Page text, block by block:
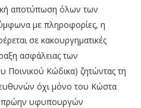
αποτύπωση όλων των
με πληροφορίες, η
σε κακουργηματικές
ασφάλειας των
Κώδικα) ζητώντας τη
όχι μόνο του Κώστα
πρώην υφυπουργών